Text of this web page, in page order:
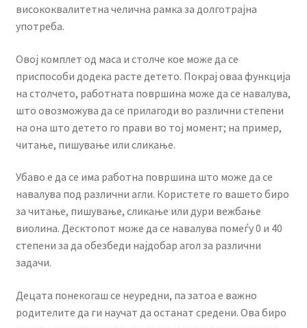
висококвалитетна челична рамка за долготрајна
употреба.
Овој комплет од маса и столче кое може да се
приспособи додека расте детето. Покрај оваа функција
на столчето, работната површина може да се навалува,
што овозможува да се прилагоди во различни степени
на она што детето го прави во тој момент; на пример,
читање, пишување или сликање.
Убаво е да се има работна површина што може да се
навалува под различни агли. Користете го вашето биро
за читање, пишување, сликање или дури вежбање
виолина. Десктопот може да се навалува помеѓу 0 и 40
степени за да обезбеди најдобар агол за различни
задачи.
Децата понекогаш се неуредни, па затоа е важно
родителите да ги научат да останат средени. Ова биро